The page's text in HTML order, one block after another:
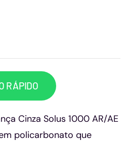
RÁPIDO
Cinza Solus 1000 AR/AE
policarbonato que